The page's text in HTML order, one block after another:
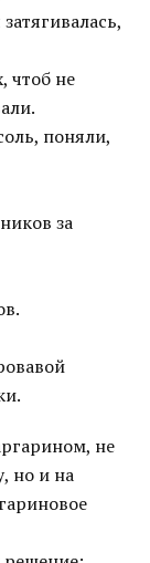
чтоб не
поняли,
за
не
но и на